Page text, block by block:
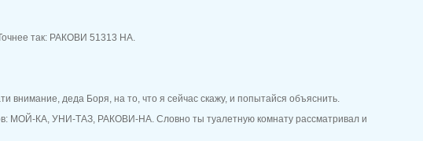
так: РАКОВИ 51313 НА.
внимание, деда Боря, на то, что я сейчас скажу, и попытайся объяснить.
МОЙ-КА, УНИ-ТАЗ, РАКОВИ-НА. Словно ты туалетную комнату рассматривал и